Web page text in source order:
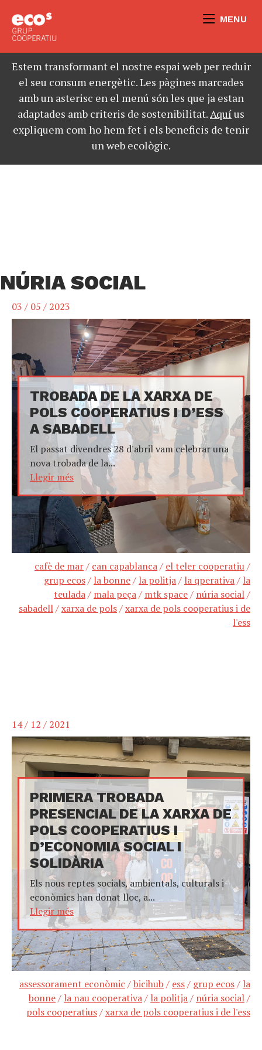
MENU
Estem transformant el nostre espai web per reduir
el seu consum energètic. Les pàgines marcades
amb un asterisc en el menú són les que ja estan
adaptades amb criteris de sostenibilitat.Aquíus
expliquem com ho hem fet i els beneficis de tenir
un web ecològic.
NÚRIA SOCIAL
03 / 05 / 2023
TROBADA DE LA XARXA DE
POLS COOPERATIUS I D’ESS
A SABADELL
El passat divendres 28 d'abril vam celebrar una
nova trobada de la...
Llegir més
cafè de mar/ can capablanca/ el teler cooperatiu/
grup ecos/ la bonne/ la politja/ la qperativa/ la
teulada/ mala peça/ mtk space/ núria social/
sabadell/xarxa de pols/xarxa de pols cooperatius i de
l'ess
14 / 12 / 2021
PRIMERA TROBADA
PRESENCIAL DE LA XARXA DE
POLS COOPERATIUS I
D’ECONOMIA SOCIAL I
SOLIDÀRIA
Els nous reptes socials, ambientals, culturals i
econòmics han donat lloc, a...
Llegir més
assessorament econòmic /bicihub / ess/ grup ecos/ la
bonne/ la nau cooperativa/ la politja/ núria social/
pols cooperatius/xarxa de pols cooperatius i de l'ess